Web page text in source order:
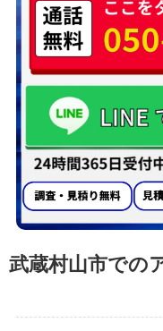
武蔵村山市での